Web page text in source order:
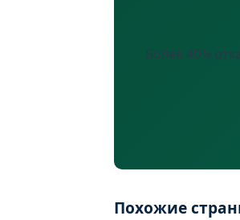
Более 40%
Похожие